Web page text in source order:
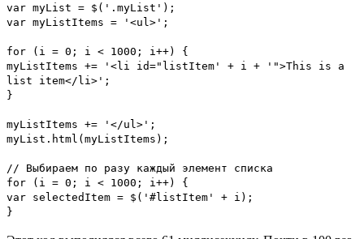
var myList = $('.myList');
var myListItems = '<ul>';
for (i = 0; i < 1000; i++) {
myListItems += '<li id="listItem' + i + '">This is a
list item</li>';
}
myListItems += '</ul>';
myList.html(myListItems);
// Выбираем по разу каждый элемент списка
for (i = 0; i < 1000; i++) {
var selectedItem = $('#listItem' + i);
}